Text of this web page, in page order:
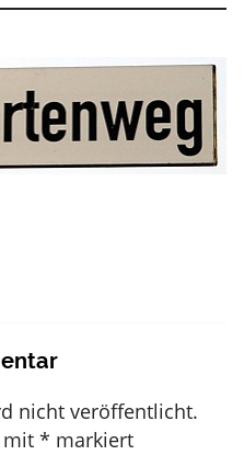
nicht veröffentlicht.
mit * markiert